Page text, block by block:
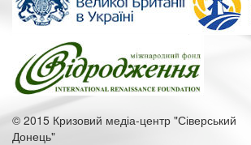
© 2015 Кризовий медіа-центр "Сіверський
Донець"